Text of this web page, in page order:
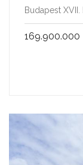
Budapest
169.900.000